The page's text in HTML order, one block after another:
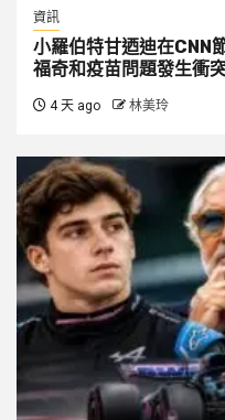
資訊
小羅伯特甘迺迪在CNN
福奇和疫苗問題發生衝
4 天 ago 林美玲